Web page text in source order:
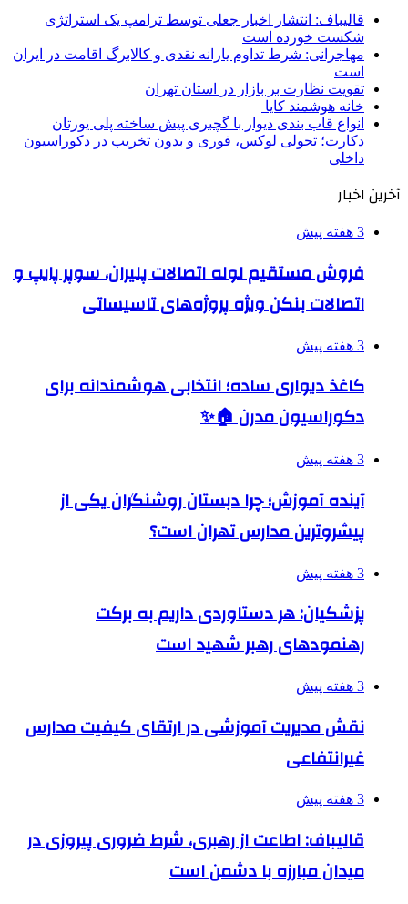
قالیباف: انتشار اخبار جعلی توسط ترامپ یک استراتژی
شکست خورده است
مهاجرانی: شرط تداوم یارانه نقدی و کالابرگ اقامت در ایران
است
تقویت نظارت بر بازار در استان تهران
خانه هوشمند کایا
انواع قاب بندی دیوار با گچبری پیش ساخته پلی یورتان
دکارت؛ تحولی لوکس، فوری و بدون تخریب در دکوراسیون
داخلی
آخرین اخبار
3 هفته پیش
فروش مستقیم لوله اتصالات پلیران، سوپر پایپ و
اتصالات بنکن ویژه پروژه‌های تاسیساتی
3 هفته پیش
کاغذ دیواری ساده؛ انتخابی هوشمندانه برای
دکوراسیون مدرن 🏠✨
3 هفته پیش
آینده آموزش؛ چرا دبستان روشنگران یکی از
پیشروترین مدارس تهران است؟
3 هفته پیش
پزشکیان: هر دستاوردی داریم به برکت
رهنمودهای رهبر شهید است
3 هفته پیش
نقش مدیریت آموزشی در ارتقای کیفیت مدارس
غیرانتفاعی
3 هفته پیش
قالیباف: اطاعت از رهبری، شرط ضروری پیروزی در
میدان مبارزه با دشمن است